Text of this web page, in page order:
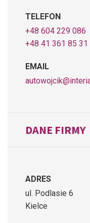
TELEFON
+48 604 229 086
+48 41 361 85 31
EMAIL
DANE FIRMY
ADRES
ul. Podlasie 6
Kielce